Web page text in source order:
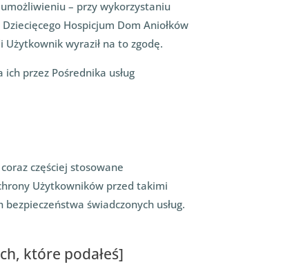
– przy wykorzystaniu
Hospicjum Dom Aniołków
wyraził na to zgodę.
przez Pośrednika usług
częściej stosowane
Użytkowników przed takimi
świadczonych usług.
które podałeś]